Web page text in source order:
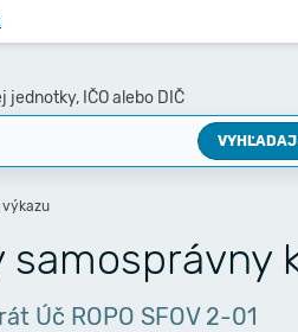
IČO alebo DIČ
výkazu
samosprávny
Úč ROPO SFOV 2-01